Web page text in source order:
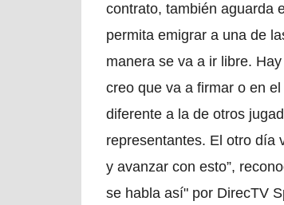
contrato, también aguarda
permita emigrar a una de
manera se va a ir libre.
creo que va a firmar o en
diferente a la de otros
representantes. El otro día
y avanzar con esto”,
se habla así" por DirecTV